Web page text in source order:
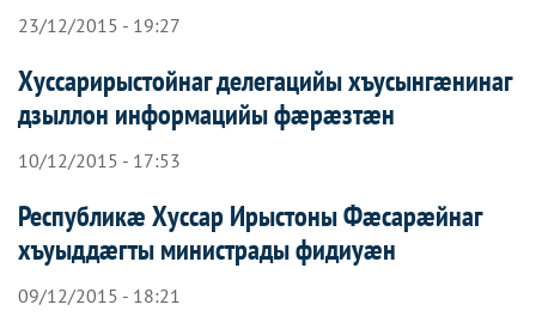
23/12/2015 - 19:27
Хуссарирыстойнаг делегацийы хъусынгæнинаг
дзыллон информацийы фæрæзтæн
10/12/2015 - 17:53
Республикæ Хуссар Ирыстоны Фæсарæйнаг
хъуыддæгты министрады фидиуæн
09/12/2015 - 18:21